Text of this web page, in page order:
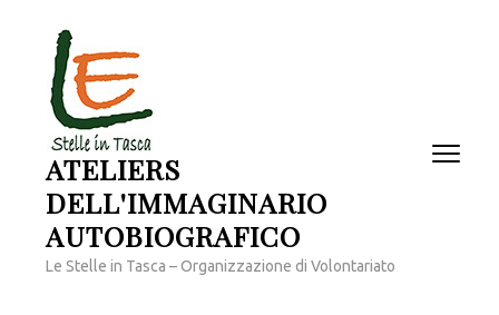
contenuto
(premi
invio)
ATELIERS
DELL'IMMAGINARIO
AUTOBIOGRAFICO
Le Stelle in Tasca – Organizzazione di Volontariato